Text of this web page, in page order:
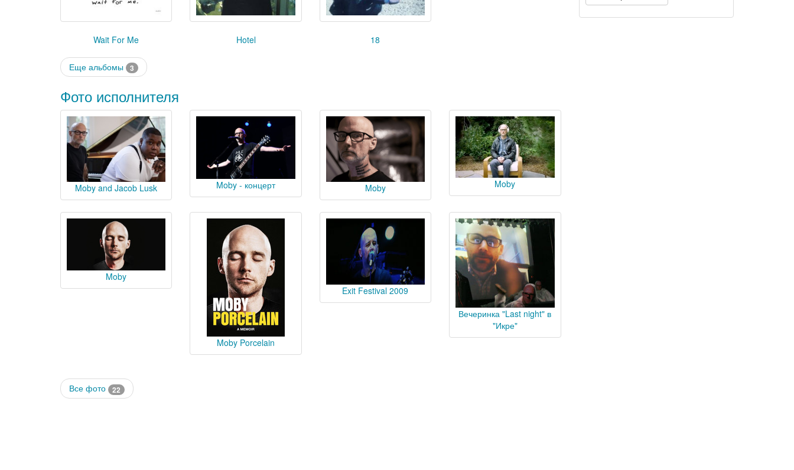
Wait For Me Hotel 18
Еще альбомы 3
Фото исполнителя
Moby and Jacob Lusk Moby - концерт Moby Moby
Moby
Moby Porcelain
Exit Festival 2009
Вечеринка "Last night" в
"Икре"
Все фото 22